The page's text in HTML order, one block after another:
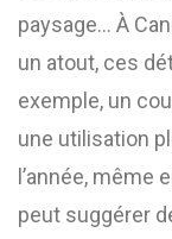
paysage… À
un atout, ces
exemple, un
une utilisation
l’année, même
peut suggérer